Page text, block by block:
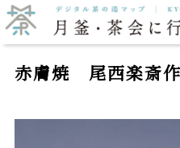
赤膚焼 尾西楽斎